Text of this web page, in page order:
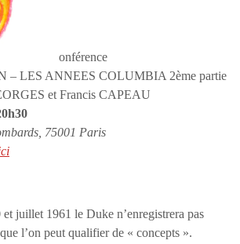
onférence
– LES ANNEES COLUMBIA 2ème partie
et Francis CAPEAU
75001 Paris
juillet 1961 le Duke n’enregistrera pas
l’on peut qualifier de « concepts ».